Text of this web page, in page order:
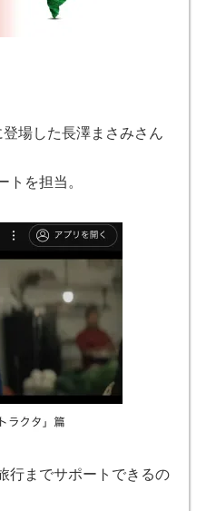
場した長澤まさみさん
を担当。
行までサポートできるの